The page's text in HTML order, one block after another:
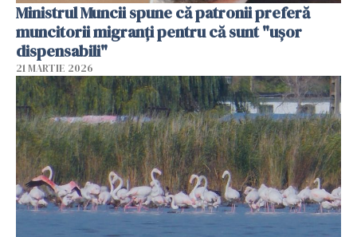
Ministrul Muncii spune că patronii preferă
muncitorii migranți pentru că sunt "uşor
dispensabili"
21 MARTIE 2026